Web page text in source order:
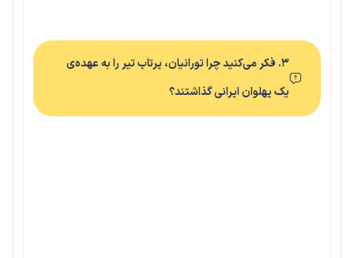
۳. فکر می‌کنید چرا تورانیان، پرتاب تیر را به عهده‌ی
یک پهلوان ایرانی گذاشتند؟